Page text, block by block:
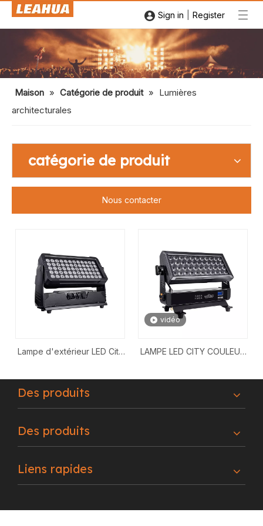
Sign in Register
Maison » Catégorie de produit » Lumières
architecturales
catégorie de produit
Nous contacter
Lampe d'extérieur LED City
vidéo
LAMPE LED CITY COULEUR
Des produits
Des produits
Liens rapides